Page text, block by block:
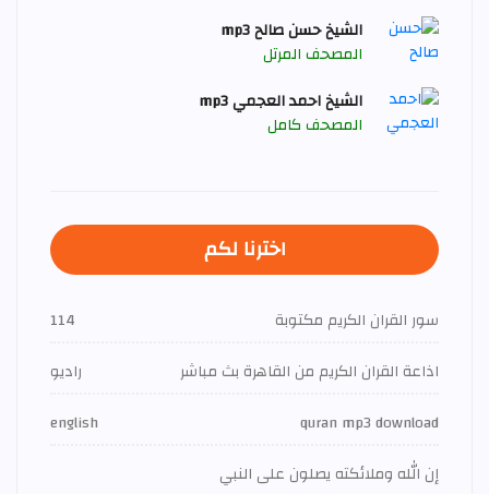
الشيخ حسن صالح mp3
المصحف المرتل
الشيخ احمد العجمي mp3
المصحف كامل
اخترنا لكم
سور القران الكريم مكتوبة
114
اذاعة القران الكريم من القاهرة بث مباشر
راديو
quran mp3 download
english
إن الله وملائكته يصلون على النبي